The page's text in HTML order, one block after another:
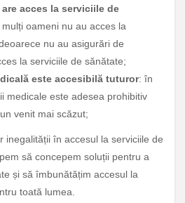
acces la serviciile de
oameni nu au acces la
nu au asigurări de
la serviciile de sănătate;
este accesibilă tuturor: în
medicale este adesea prohibitiv
venit mai scăzut;
inegalității în accesul la serviciile de
să concepem soluții pentru a
și să îmbunătățim accesul la
toată lumea.